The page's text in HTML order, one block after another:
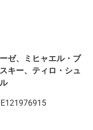
ゼ、ミヒャエル・ブ
キー、ティロ・シュ